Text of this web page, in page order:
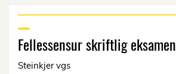
Fellessensur skriftlig eksamen
Steinkjer vgs